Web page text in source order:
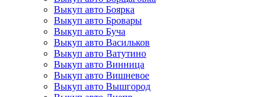
Выкуп авто Боярка
Выкуп авто Бровары
Выкуп авто Буча
Выкуп авто Васильков
Выкуп авто Ватутино
Выкуп авто Винница
Выкуп авто Вишневое
Выкуп авто Вышгород